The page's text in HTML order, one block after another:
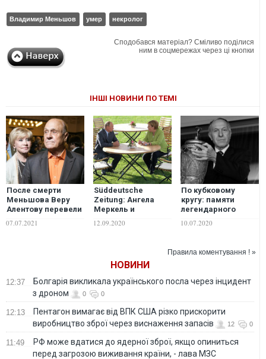
Владимир Меньшов умер некролог
Сподобався матеріал? Сміливо поділися
ним в соцмережах через ці кнопки
ІНШІ НОВИНИ ПО ТЕМІ
После смерти
Меньшова Веру
Алентову перевели
07.07.2021
Süddeutsche
Zeitung: Ангела
Меркель и
все меньше
12.09.2020
По кубковому
кругу: памяти
легендарного
донецкого
Салькова
10.07.2020
Правила коментування ! »
НОВИНИ
12:37
Болгарія викликала українського посла через інцидент
з дроном
0 0
12:13
Пентагон вимагає від ВПК США різко прискорити
виробництво зброї через виснаження запасів
12 0
11:49
РФ може вдатися до ядерної зброї, якщо опиниться
перед загрозою виживання країни, - лава МЗС